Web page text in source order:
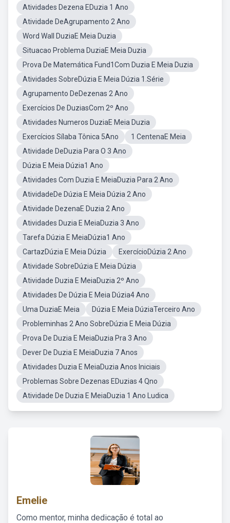
Atividades Dezena EDuzia 1 Ano
Atividade DeAgrupamento 2 Ano
Word Wall DuziaE Meia Duzia
Situacao Problema DuziaE Meia Duzia
Prova De Matemática Fund1Com Duzia E Meia Duzia
Atividades SobreDúzia E Meia Dúzia 1.Série
Agrupamento DeDezenas 2 Ano
Exercícios De DuziasCom 2º Ano
Atividades Numeros DuziaE Meia Duzia
Exercícios Sílaba Tônica 5Ano
1 CentenaE Meia
Atividade DeDuzia Para O 3 Ano
Dúzia E Meia Dúzia1 Ano
Atividades Com Duzia E MeiaDuzia Para 2 Ano
AtividadeDe Dúzia E Meia Dúzia 2 Ano
Atividade DezenaE Duzia 2 Ano
Atividades Duzia E MeiaDuzia 3 Ano
Tarefa Dúzia E MeiaDúzia1 Ano
CartazDúzia E Meia Dúzia
ExercícioDúzia 2 Ano
Atividade SobreDúzia E Meia Dúzia
Atividade Duzia E MeiaDuzia 2º Ano
Atividades De Dúzia E Meia Dúzia4 Ano
Uma DuziaE Meia
Dúzia E Meia DúziaTerceiro Ano
Probleminhas 2 Ano SobreDúzia E Meia Dúzia
Prova De Duzia E MeiaDuzia Pra 3 Ano
Dever De Duzia E MeiaDuzia 7 Anos
Atividades Duzia E MeiaDuzia Anos Iniciais
Problemas Sobre Dezenas EDuzias 4 Qno
Atividade De Duzia E MeiaDuzia 1 Ano Ludica
Emelie
Como mentor, minha dedicação é total ao